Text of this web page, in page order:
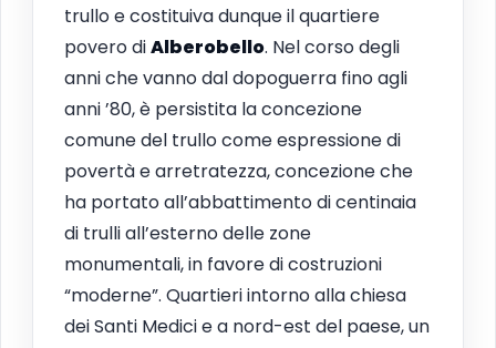
trullo e costituiva dunque il quartiere
povero diAlberobello. Nel corso degli
anni che vanno dal dopoguerra fino agli
anni ’80, è persistita la concezione
comune del trullo come espressione di
povertà e arretratezza, concezione che
ha portato all’abbattimento di centinaia
di trulli all’esterno delle zone
monumentali, in favore di costruzioni
“moderne”. Quartieri intorno alla chiesa
dei Santi Medici e a nord-est del paese, un